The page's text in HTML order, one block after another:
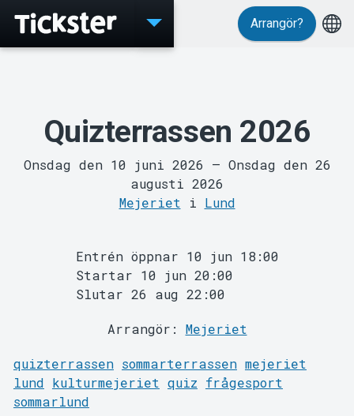
MyTickster
Arrangör?
Quizterrassen 2026
Onsdag den 10 juni 2026 – Onsdag den 26
augusti 2026
Mejeriet i Lund
Entrén öppnar 10 jun 18:00
Startar 10 jun 20:00
Slutar 26 aug 22:00
Arrangör: Mejeriet
quizterrassen sommarterrassen mejeriet
lund kulturmejeriet quiz frågesport
sommarlund